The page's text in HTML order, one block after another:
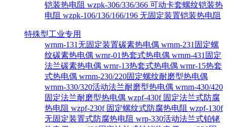
铠装热电阻 wzpk-306/336/366 可动卡套螺纹铠装热
电阻 wzpk-106/136/166/196 无固定装置铠装热电阻
特殊型工业专用
wrnm-131无固定装置碳素热电偶 wrnm-231固定螺
纹碳素热电偶 wrnr-01热套式热电偶 wrnm-431固定
法兰碳素热电偶 wrnr-13热套式热电偶 wrnr-15热套
式热电偶 wrnm-230/220固定螺纹耐磨型热电偶
wrnm-330/320活动法兰耐磨型热电偶 wrnm-430/420
固定法兰耐磨型热电偶 wzpf-430f 固定法兰式防腐
热电阻 wzpf-230f 固定螺纹式防腐热电阻 wzpf-130f
无固定装置式防腐热电阻 wrp-330活动法兰式铂铑